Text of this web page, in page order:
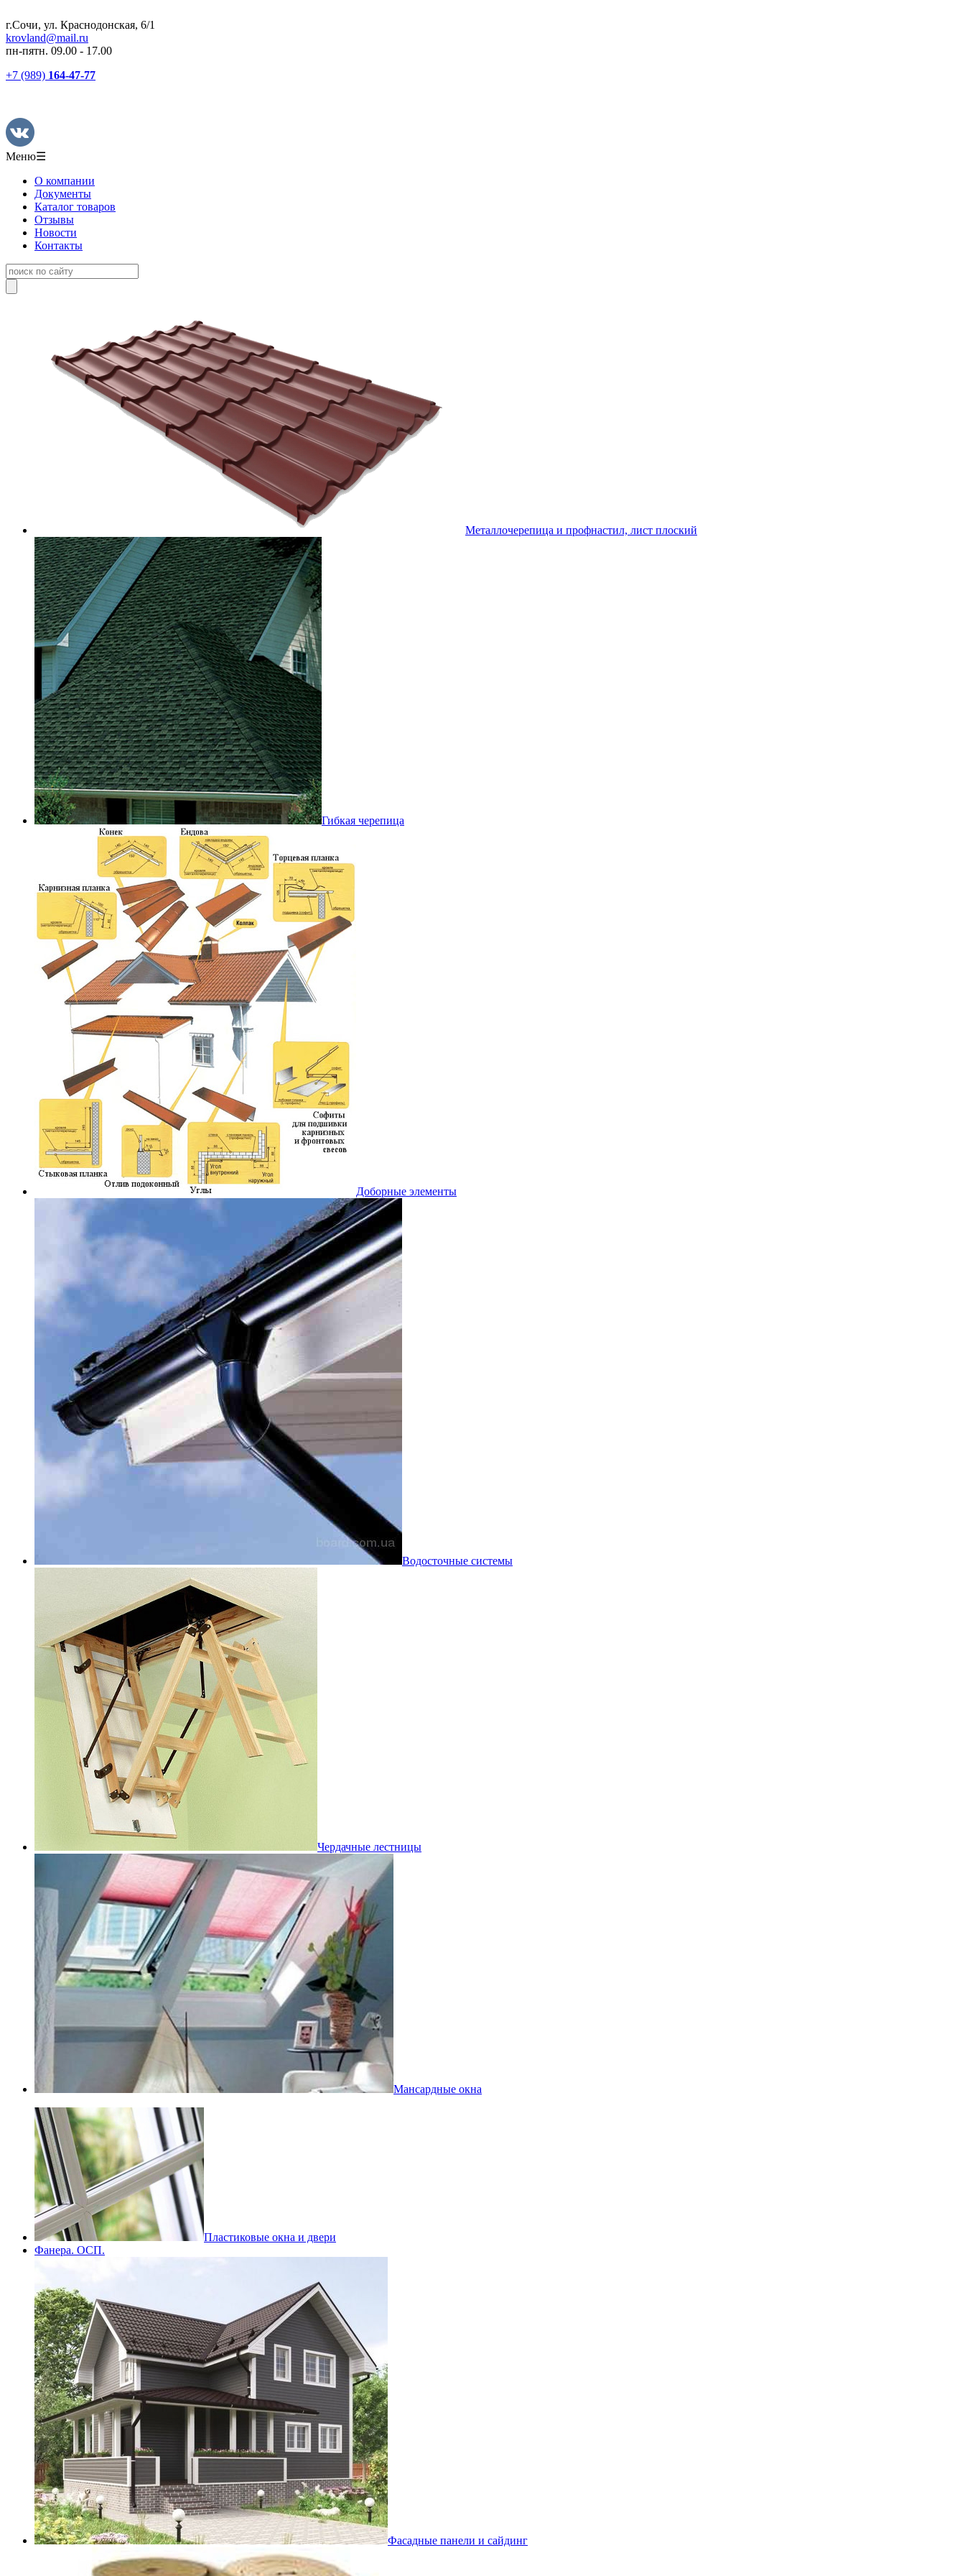
г.Сочи, ул. Краснодонская, 6/1
krovland@mail.ru
пн-пятн. 09.00 - 17.00
+7 (989) 164-47-77
Меню☰
О компании
Документы
Каталог товаров
Отзывы
Новости
Контакты
Металлочерепица и профнастил, лист плоский
Гибкая черепица
Доборные элементы
Водосточные системы
Чердачные лестницы
Мансардные окна
Пластиковые окна и двери
Фанера. ОСП.
Фасадные панели и сайдинг